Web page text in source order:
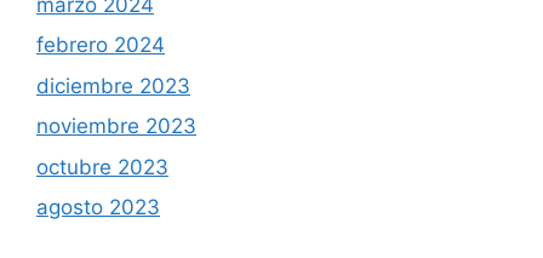
febrero 2024
diciembre 2023
noviembre 2023
octubre 2023
agosto 2023